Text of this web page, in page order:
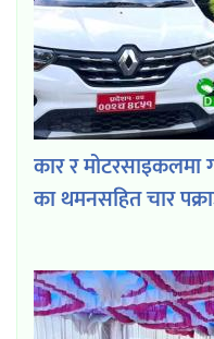
कार र मोटरसाइकलमा
का थमनसहित चार